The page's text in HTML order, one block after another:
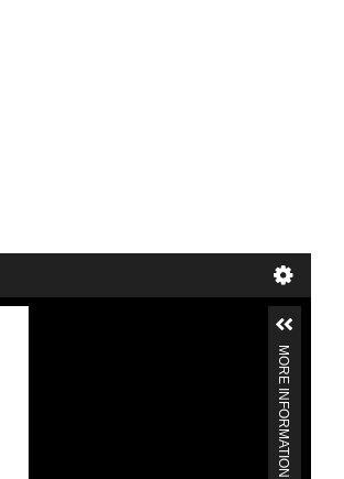
MORE INFORMATION